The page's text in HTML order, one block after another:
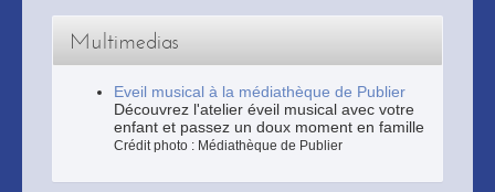
Multimedias
Eveil musical à la médiathèque de Publier
Découvrez l'atelier éveil musical avec votre
enfant et passez un doux moment en famille
Crédit photo : Médiathèque de Publier